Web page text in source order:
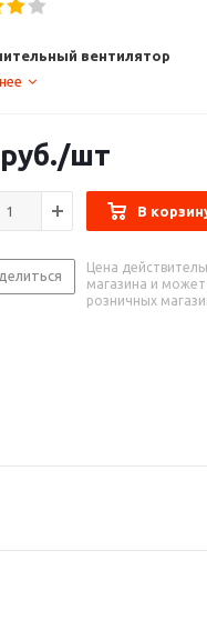
вентилятор
руб./шт
В
Цена
магазина и
розничных